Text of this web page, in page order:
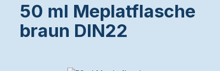
50 ml Meplatflasche
braun DIN22